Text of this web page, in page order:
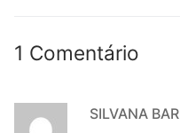
1 Comentário
SILVANA